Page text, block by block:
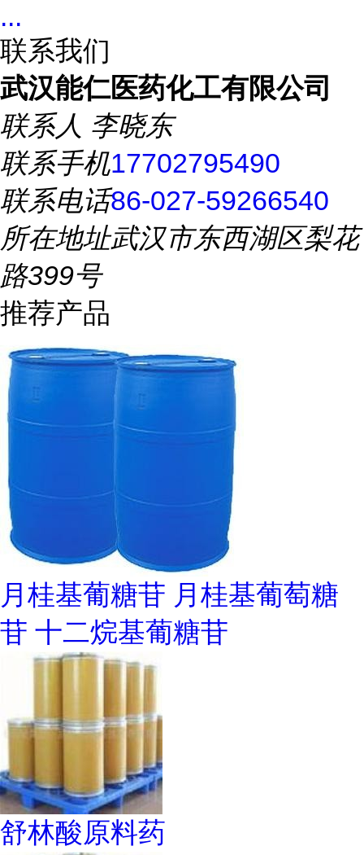
...
联系我们
武汉能仁医药化工有限公司
联系人 李晓东
联系手机17702795490
联系电话86-027-59266540
所在地址武汉市东西湖区梨花
路399号
推荐产品
月桂基葡糖苷 月桂基葡萄糖
苷 十二烷基葡糖苷
舒林酸原料药